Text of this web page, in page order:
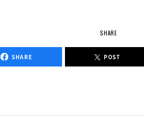
SHARE
SHARE POST